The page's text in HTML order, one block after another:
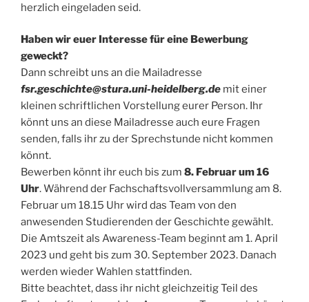
herzlich eingeladen seid.
Haben wir euer Interesse für eine Bewerbung
geweckt?
Dann schreibt uns an die Mailadresse
fsr.geschichte@stura.uni-heidelberg.de mit einer
kleinen schriftlichen Vorstellung eurer Person. Ihr
könnt uns an diese Mailadresse auch eure Fragen
senden, falls ihr zu der Sprechstunde nicht kommen
könnt.
Bewerben könnt ihr euch bis zum 8. Februar um 16
Uhr. Während der Fachschaftsvollversammlung am 8.
Februar um 18.15 Uhr wird das Team von den
anwesenden Studierenden der Geschichte gewählt.
Die Amtszeit als Awareness-Team beginnt am 1. April
2023 und geht bis zum 30. September 2023. Danach
werden wieder Wahlen stattfinden.
Bitte beachtet, dass ihr nicht gleichzeitig Teil des